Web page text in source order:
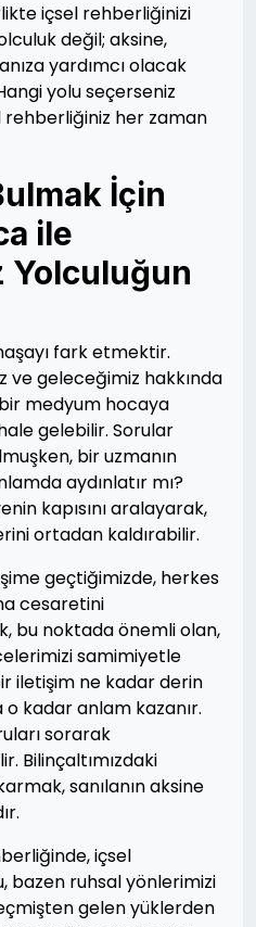
içsel rehberliğinizi
değil; aksine,
yardımcı olacak
yolu seçerseniz
rehberliğiniz her zaman
İçin
ile
Yolculuğun
fark etmektir.
ve geleceğimiz hakkında
medyum hocaya
gelebilir. Sorular
bir uzmanın
aydınlatır mı?
kapısını aralayarak,
ortadan kaldırabilir.
geçtiğimizde, herkes
cesaretini
bu noktada önemli olan,
samimiyetle
iletişim ne kadar derin
kadar anlam kazanır.
sorarak
Bilinçaltımızdaki
sanılanın aksine
içsel
bazen ruhsal yönlerimizi
gelen yüklerden